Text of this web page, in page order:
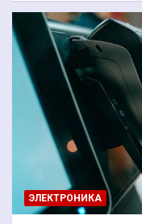
ЭЛЕКТРОНИКА